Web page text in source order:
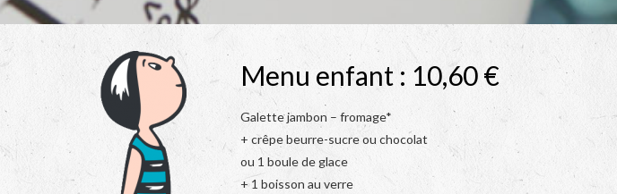
Menu enfant : 10,60 €
Galette jambon – fromage*
+ crêpe beurre-sucre ou chocolat
ou 1 boule de glace
+ 1 boisson au verre